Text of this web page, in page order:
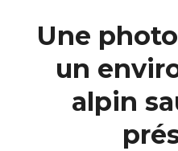
Une
un
alpin